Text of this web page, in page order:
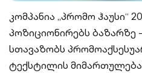
კომპანია „პრომო ჰაუსი“
პოზიციონირებს ბაზარზე
სთავაზობს
ტექსტილის